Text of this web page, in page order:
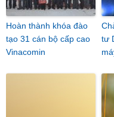
Hoàn thành khóa đào
tạo 31 cán bộ cấp cao
Vinacomin
tư